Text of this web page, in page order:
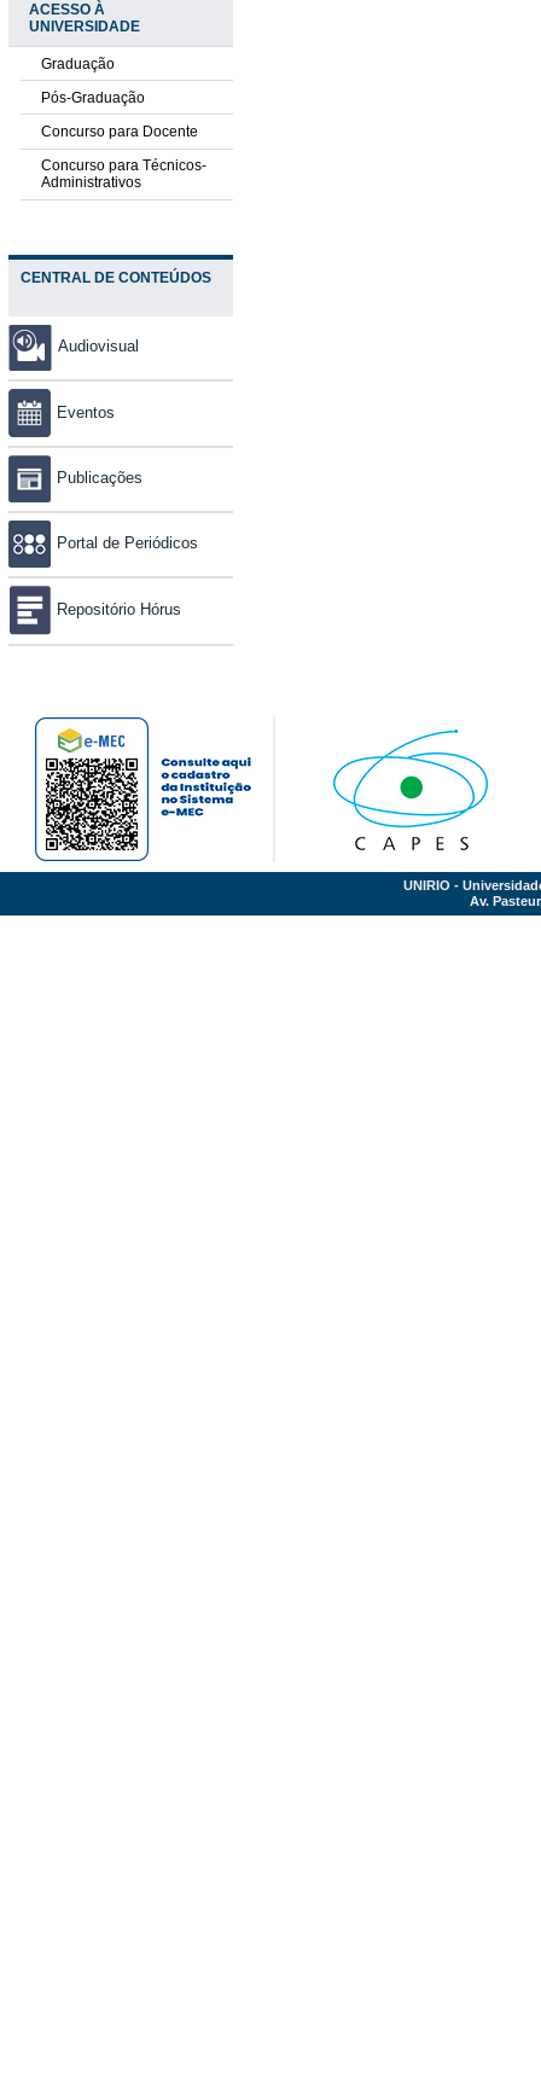
ACESSO À
UNIVERSIDADE
Graduação
Pós-Graduação
Concurso para Docente
Concurso para Técnicos-
Administrativos
CENTRAL DE CONTEÚDOS
Audiovisual
Eventos
Publicações
Portal de Periódicos
Repositório Hórus
UNIRIO -
Av.